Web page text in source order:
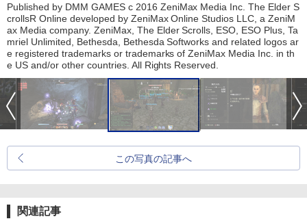
Published by DMM GAMES c 2016 ZeniMax Media Inc. The Elder S
crollsR Online developed by ZeniMax Online Studios LLC, a ZeniM
ax Media company. ZeniMax, The Elder Scrolls, ESO, ESO Plus, Ta
mriel Unlimited, Bethesda, Bethesda Softworks and related logos ar
e registered trademarks or trademarks of ZeniMax Media Inc. in th
e US and/or other countries. All Rights Reserved.
この写真の記事へ
関連記事